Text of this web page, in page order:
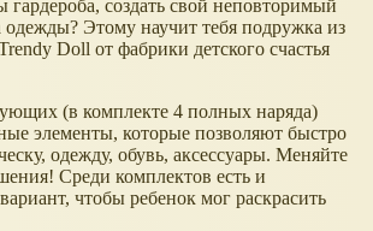
гардероба, создать свой неповторимый
одежды? Этому научит тебя подружка из
Doll от фабрики детского счастья
(в комплекте 4 полных наряда)
элементы, которые позволяют быстро
одежду, обувь, аксессуары. Меняйте
Среди комплектов есть и
чтобы ребенок мог раскрасить